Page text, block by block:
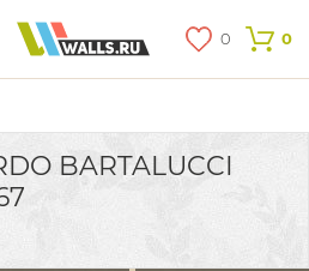
0 0
BARTALUCCI